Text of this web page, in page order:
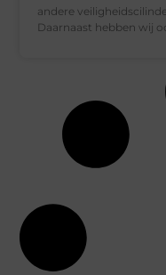
andere
Daarnaast hebben wij